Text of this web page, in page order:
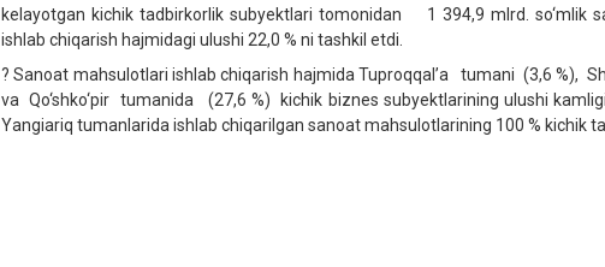
kelayotgan kichik tadbirkorlik subyektlari tomonidan 1 394,9 mlrd. so‘mlik
ishlab chiqarish hajmidagi ulushi 22,0 % ni tashkil etdi.
? Sanoat mahsulotlari ishlab chiqarish hajmida Tuproqqal’a tumani (3,6 %),
va Qo‘shko‘pir tumanida (27,6 %) kichik biznes subyektlarining ulushi
Yangiariq tumanlarida ishlab chiqarilgan sanoat mahsulotlarining 100 % kichik